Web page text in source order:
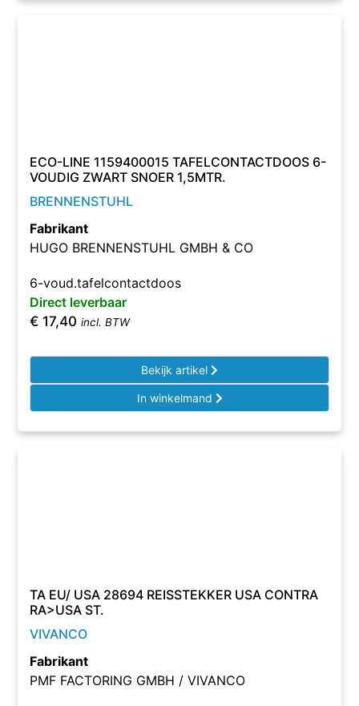
ECO-LINE 1159400015 TAFELCONTACTDOOS 6-
VOUDIG ZWART SNOER 1,5MTR.
BRENNENSTUHL
Fabrikant
HUGO BRENNENSTUHL GMBH & CO
6-voud.tafelcontactdoos
Direct leverbaar
€ 17,40 incl. BTW
Bekijk artikel
In winkelmand
TA EU/ USA 28694 REISSTEKKER USA CONTRA
RA>USA ST.
VIVANCO
Fabrikant
PMF FACTORING GMBH / VIVANCO